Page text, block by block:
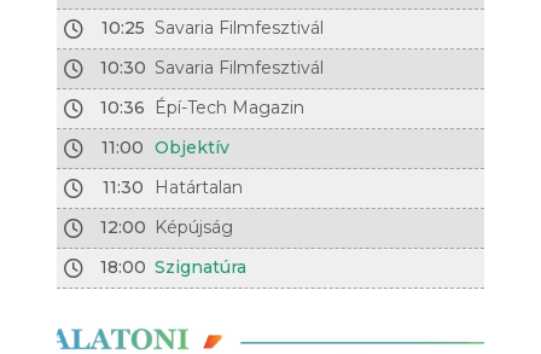
10:25 Savaria Filmfesztivál
10:30 Savaria Filmfesztivál
10:36
Épí-Tech Magazin
11:00 Objektív
11:30
Határtalan
12:00 Képújság
18:00 Szignatúra